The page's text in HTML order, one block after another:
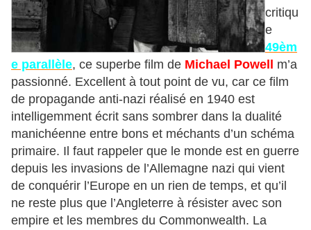
critiqu
e
49èm
e parallèle, ce superbe film de Michael Powell
m’a
passionné. Excellent à tout point de vu, car ce film
de propagande anti-nazi réalisé en 1940 est
intelligemment écrit sans sombrer dans la dualité
manichéenne entre bons et méchants d’un schéma
primaire. Il faut rappeler que le monde est en guerre
depuis les invasions de l’Allemagne nazi qui vient
de conquérir l’Europe en un rien de temps, et qu’il
ne reste plus que l’Angleterre à résister avec son
empire et les membres du Commonwealth. La